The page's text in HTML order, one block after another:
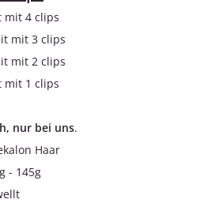
mit 4 clips
mit 3 clips
mit 2 clips
mit 1 clips
nur bei uns.
Haar
- 145g